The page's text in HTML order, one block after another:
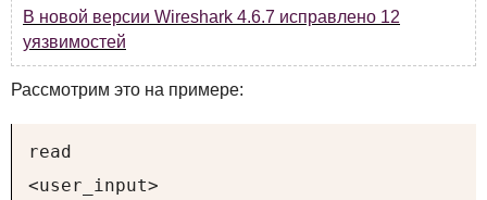
В новой версии Wireshark 4.6.7 исправлено 12
уязвимостей
Рассмотрим это на примере:
read
<user_input>